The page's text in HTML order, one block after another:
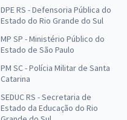
DPE RS - Defensoria Pública do
Estado do Rio Grande do Sul
MP SP - Ministério Público do
Estado de São Paulo
PM SC - Polícia Militar de Santa
Catarina
SEDUC RS - Secretaria de
Estado da Educação do Rio